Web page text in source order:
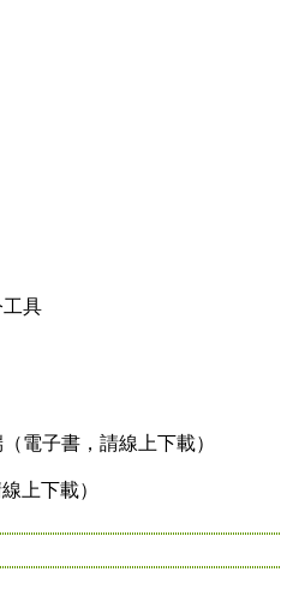
具
電子書，請線上下載）
上下載）